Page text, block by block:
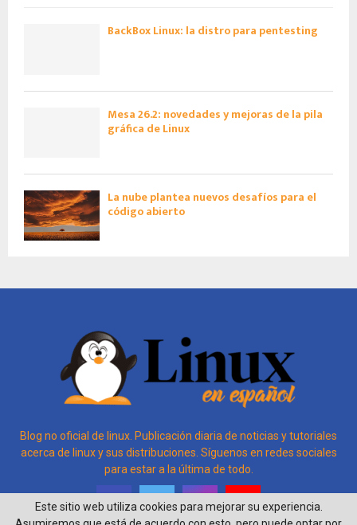
BackBox Linux: la distro para pentesting
Mesa 26.2: novedades y mejoras de la pila
gráfica de Linux
La nube plantea nuevos desafíos para el
código abierto
Blog no oficial de linux. Publicación diaria de noticias y tutoriales
acerca de linux y sus distribuciones. Síguenos en redes sociales
para estar a la última de todo.
Este sitio web utiliza cookies para mejorar su experiencia.